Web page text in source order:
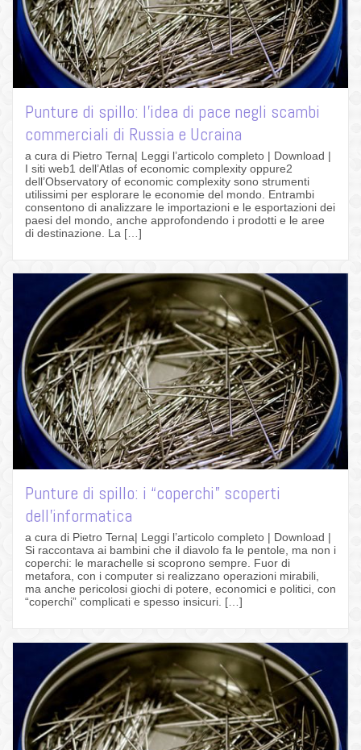
Punture di spillo: l’idea di pace negli scambi
commerciali di Russia e Ucraina
a cura di Pietro Terna| Leggi l’articolo completo | Download |
I siti web1 dell’Atlas of economic complexity oppure2
dell’Observatory of economic complexity sono strumenti
utilissimi per esplorare le economie del mondo. Entrambi
consentono di analizzare le importazioni e le esportazioni dei
paesi del mondo, anche approfondendo i prodotti e le aree
di destinazione. La […]
Punture di spillo: i “coperchi” scoperti
dell’informatica
a cura di Pietro Terna| Leggi l’articolo completo | Download |
Si raccontava ai bambini che il diavolo fa le pentole, ma non i
coperchi: le marachelle si scoprono sempre. Fuor di
metafora, con i computer si realizzano operazioni mirabili,
ma anche pericolosi giochi di potere, economici e politici, con
“coperchi” complicati e spesso insicuri. […]